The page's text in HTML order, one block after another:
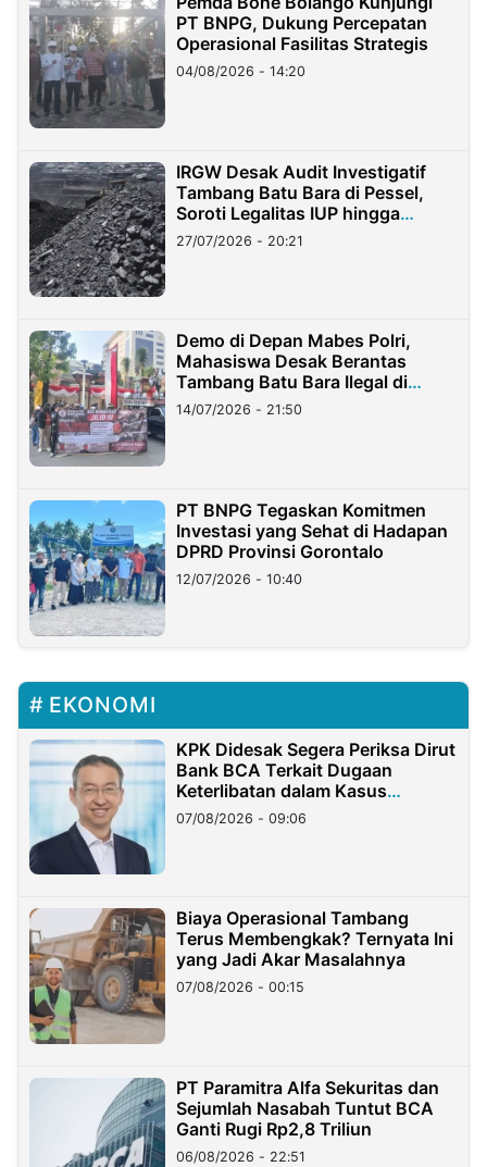
PT BNPG, Dukung Percepatan
Operasional Fasilitas Strategis
04/08/2026 - 14:20
IRGW Desak Audit Investigatif
Tambang Batu Bara di Pessel,
Soroti Legalitas IUP hingga
Stockpile
27/07/2026 - 20:21
Demo di Depan Mabes Polri,
Mahasiswa Desak Berantas
Tambang Batu Bara Ilegal di
Lampung
14/07/2026 - 21:50
PT BNPG Tegaskan Komitmen
Investasi yang Sehat di Hadapan
DPRD Provinsi Gorontalo
12/07/2026 - 10:40
EKONOMI
KPK Didesak Segera Periksa Dirut
Bank BCA Terkait Dugaan
Keterlibatan dalam Kasus
Hilangnya Dana Nasabah Rp2,58
Miliar
07/08/2026 - 09:06
Biaya Operasional Tambang
Terus Membengkak? Ternyata Ini
yang Jadi Akar Masalahnya
07/08/2026 - 00:15
PT Paramitra Alfa Sekuritas dan
Sejumlah Nasabah Tuntut BCA
Ganti Rugi Rp2,8 Triliun
06/08/2026 - 22:51